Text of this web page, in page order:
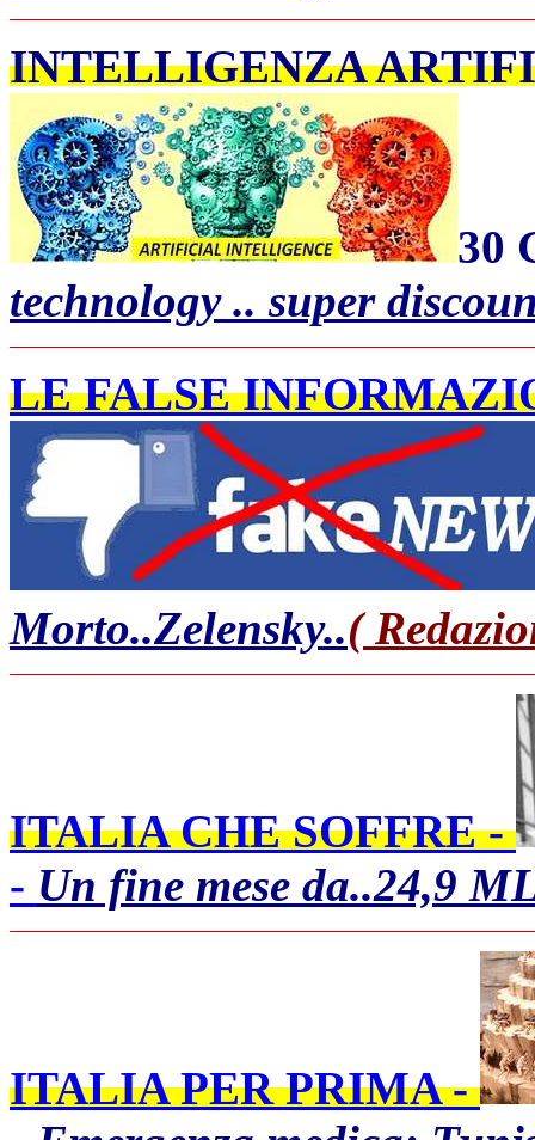
INTELLIGENZA
30
technology .. super
LE FALSE
Morto..Zelensky..(
ITALIA CHE SOFFRE -
- Un fine mese da..24,9
ITALIA PER PRIMA -